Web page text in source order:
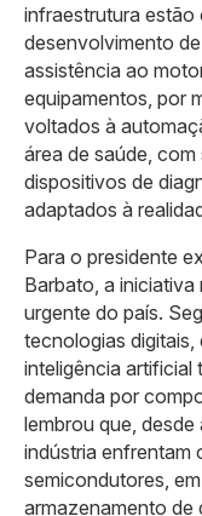
infraestrutura
desenvolvimento
assistência ao
equipamentos, por
voltados à
área de saúde,
dispositivos de
adaptados à
Para o presidente
Barbato, a
urgente do país.
tecnologias
inteligência artificial
demanda por
lembrou que,
indústria enfrentam
semicondutores,
armazenamento